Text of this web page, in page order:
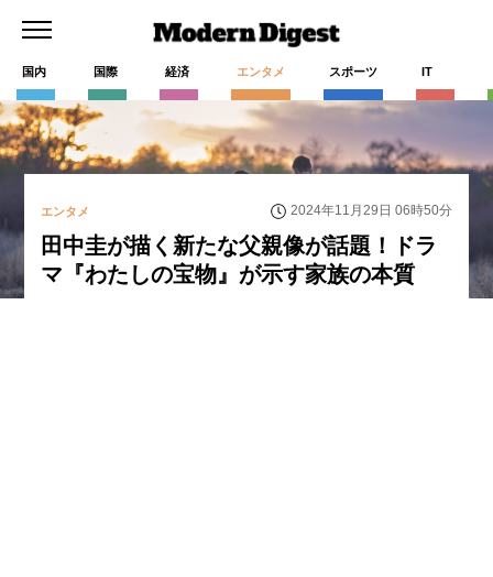
国内 国際 経済 エンタメ スポーツ IT
エンタメ 2024年11月29日 06時50分
田中圭が描く新たな父親像が話題！ドラ
マ『わたしの宝物』が示す家族の本質